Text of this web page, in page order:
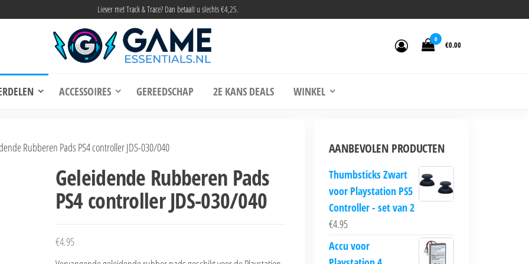
Liever met Track & Trace? Dan betaalt u slechts €4,25.
Essentials
0
€0.00
ACCESSOIRES GEREEDSCHAP 2E KANS DEALS WINKEL
Rubberen Pads PS4 controller JDS-030/040
Geleidende Rubberen Pads
PS4 controller JDS-030/040
€4.95
AANBEVOLEN PRODUCTEN
Thumbsticks Zwart
voor Playstation PS5
Controller - set van 2
€4.95
Accu voor